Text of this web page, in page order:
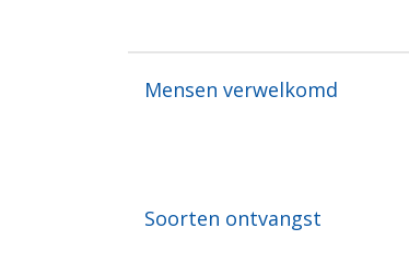
Mensen verwelkomd
Soorten ontvangst